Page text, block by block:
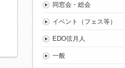
同窓会・総会
イベント（フェス等）
EDO弦月人
一般